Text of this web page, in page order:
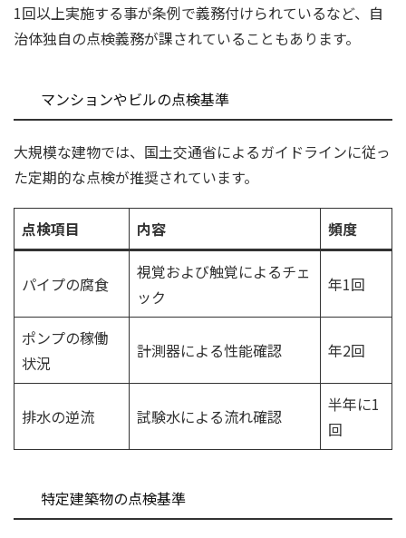
1回以上実施する事が条例で義務付けられているなど、自
治体独自の点検義務が課されていることもあります。
マンションやビルの点検基準
大規模な建物では、国土交通省によるガイドラインに従っ
た定期的な点検が推奨されています。
点検項目 内容 頻度
パイプの腐食
視覚および触覚によるチェ
ック
年1回
ポンプの稼働
状況
計測器による性能確認 年2回
排水の逆流 試験水による流れ確認
半年に1
回
特定建築物の点検基準